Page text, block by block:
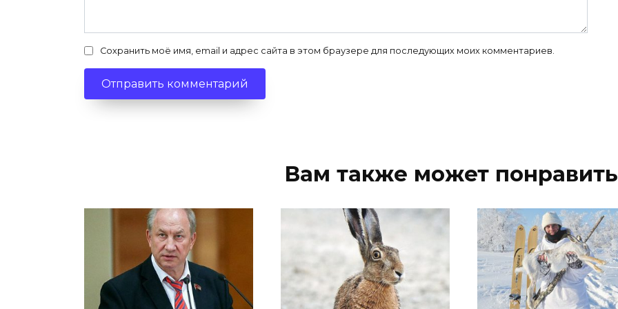
Сохранить моё имя, email и адрес сайта в этом браузере для последующих моих комментариев.
Вам также может